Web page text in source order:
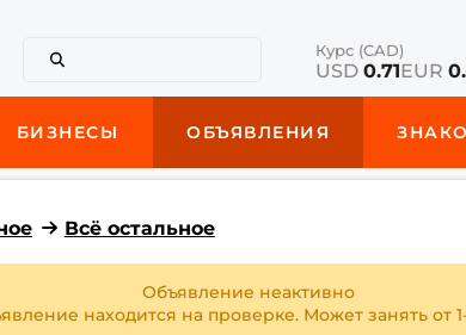
Курс (CAD)
USD 0.71EUR
БИЗНЕСЫ ОБЪЯВЛЕНИЯ
Всё остальное
Объявление неактивно
находится на проверке. Может занять от